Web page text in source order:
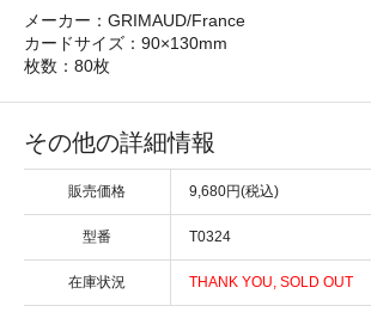
メーカー：GRIMAUD/France
カードサイズ：90×130mm
枚数：80枚
その他の詳細情報
販売価格 9,680円(税込)
型番 T0324
在庫状況 THANK YOU, SOLD OUT